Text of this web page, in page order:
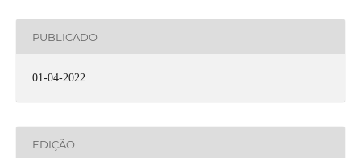
PUBLICADO
01-04-2022
EDIÇÃO